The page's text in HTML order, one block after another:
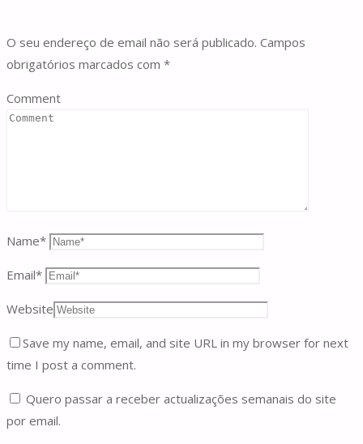
O seu endereço de email não será publicado. Campos
obrigatórios marcados com *
Comment
Name*
Email*
Website
Save my name, email, and site URL in my browser for next
time I post a comment.
Quero passar a receber actualizações semanais do site
por email.